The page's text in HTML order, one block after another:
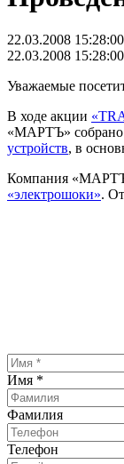
22.03.2008 15:28:00
22.03.2008 15:28:00
Уважаемые
В ходе акции
«МАРТЪ» собрано
устройств, в
Компания
«электрошоки».
Имя *
Фамилия
Телефон